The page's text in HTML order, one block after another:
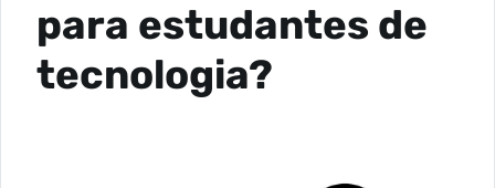
para estudantes de
tecnologia?